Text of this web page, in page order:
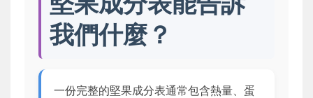
我們什麼？
一份完整的堅果成分表通常包含熱量、蛋